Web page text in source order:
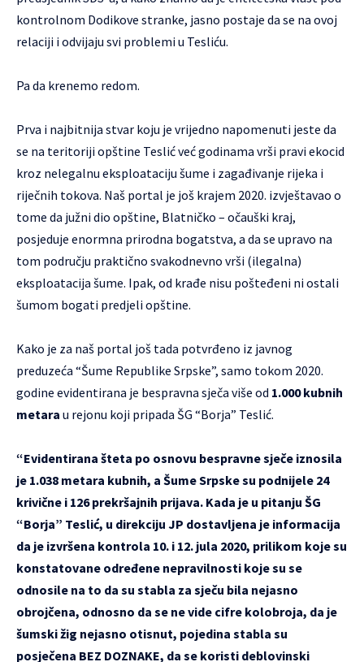
kontrolnom Dodikove stranke, jasno postaje da se na ovoj
relaciji i odvijaju svi problemi u Tesliću.
Pa da krenemo redom.
Prva i najbitnija stvar koju je vrijedno napomenuti jeste da
se na teritoriji opštine Teslić već godinama vrši pravi ekocid
kroz nelegalnu eksploataciju šume i zagađivanje rijeka i
riječnih tokova. Naš portal je još krajem 2020. izvještavao o
tome da južni dio opštine, Blatničko – očauški kraj,
posjeduje enormna prirodna bogatstva, a da se upravo na
tom području praktično svakodnevno vrši (ilegalna)
eksploatacija šume. Ipak, od krađe nisu pošteđeni ni ostali
šumom bogati predjeli opštine.
Kako je za naš portal još tada potvrđeno iz javnog
preduzeća “Šume Republike Srpske”, samo tokom 2020.
godine evidentirana je bespravna sječa više od 1.000 kubnih
metara u rejonu koji pripada ŠG “Borja” Teslić.
“Evidentirana šteta po osnovu bespravne sječe iznosila
je 1.038 metara kubnih, a Šume Srpske su podnijele 24
krivične i 126 prekršajnih prijava. Kada je u pitanju ŠG
“Borja” Teslić, u direkciju JP dostavljena je informacija
da je izvršena kontrola 10. i 12. jula 2020, prilikom koje su
konstatovane određene nepravilnosti koje su se
odnosile na to da su stabla za sječu bila nejasno
obrojčena, odnosno da se ne vide cifre kolobroja, da je
šumski žig nejasno otisnut, pojedina stabla su
posječena BEZ DOZNAKE, da se koristi deblovinski